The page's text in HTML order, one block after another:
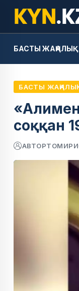
БАСТЫ
БАСТЫ
соққан
АВТОР